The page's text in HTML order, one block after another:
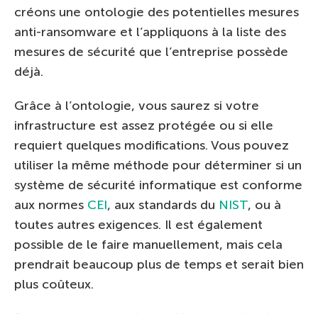
créons une ontologie des potentielles mesures
anti-ransomware et l’appliquons à la liste des
mesures de sécurité que l’entreprise possède
déjà.
Grâce à l’ontologie, vous saurez si votre
infrastructure est assez protégée ou si elle
requiert quelques modifications. Vous pouvez
utiliser la même méthode pour déterminer si un
système de sécurité informatique est conforme
aux normes CEI, aux standards du NIST, ou à
toutes autres exigences. Il est également
possible de le faire manuellement, mais cela
prendrait beaucoup plus de temps et serait bien
plus coûteux.